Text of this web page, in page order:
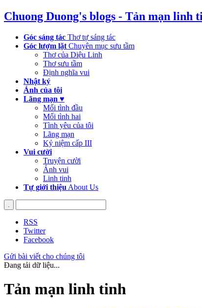
Chuong Duong's blogs - Tản mạn linh
Góc sáng tác Thơ tự sáng tác
Góc lượm lặt Chuyên mục sưu tầm
Thơ của Diệu Linh
Thơ sưu tầm
Định nghĩa vui
Nhật ký
Ảnh của tôi
Lãng mạn ♥
Mối tình đầu
Mối tình hai
Tình yêu của tôi
Lãng mạn
Kỷ niệm cấp III
Vui cười
Truyện cười
Ảnh vui
Linh tinh
Tự giới thiệu About Us
RSS
Twitter
Facebook
Gửi bài viết cho chúng tôi
Đang tải dữ liệu...
Tản mạn linh tinh